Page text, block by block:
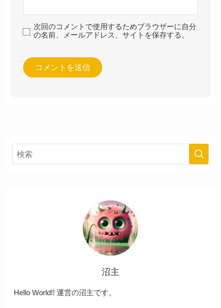
次回のコメントで使用するためブラウザーに自分
の名前、メールアドレス、サイトを保存する。
沼主
Hello World!! 運営の沼主です。